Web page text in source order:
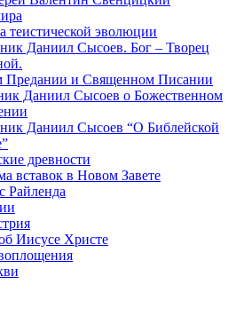
теистической эволюции
Даниил Сысоев. Бог – Творец
и Священном Писании
Даниил Сысоев о Божественном
Даниил Сысоев “О Библейской
древности
вставок в Новом Завете
Райленда
Иисусе Христе